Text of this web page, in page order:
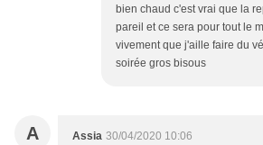
bien chaud c'est vrai que la
pareil et ce sera pour tout le
vivement que j'aille faire du
soirée gros bisous
A Assia 30/04/2020 10:06